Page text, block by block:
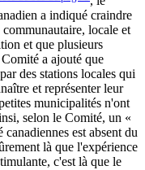
a indiqué craindre
locale et
et que plusieurs
a ajouté que
des stations locales qui
et représenter leur
municipalités n'ont
selon le Comité, un «
est absent du
là que l'expérience
c'est là que le